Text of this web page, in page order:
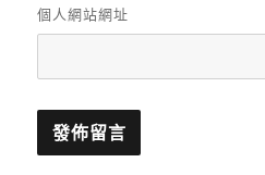
個人網站網址